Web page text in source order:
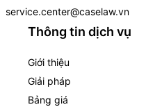
service.center@caselaw.vn
Thông tin dịch vụ
Giới thiệu
Giải pháp
Bảng giá